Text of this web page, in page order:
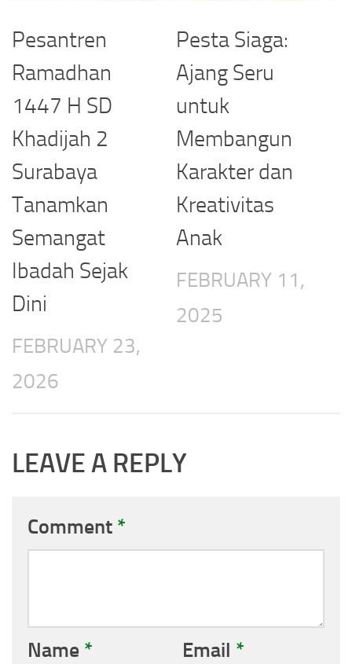
Pesantren
Ramadhan
1447 H SD
Khadijah 2
Surabaya
Tanamkan
Semangat
Ibadah Sejak
Dini
FEBRUARY 23,
2026
Pesta Siaga:
Ajang Seru
untuk
Membangun
Karakter dan
Kreativitas
Anak
FEBRUARY 11,
2025
LEAVE A REPLY
Comment *
Name * Email *